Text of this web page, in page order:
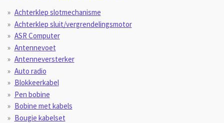
Achterklep slotmechanisme
Achterklep sluit/vergrendelingsmotor
ASR Computer
Antennevoet
Antenneversterker
Auto radio
Blokkeerkabel
Pen bobine
Bobine met kabels
Bougie kabelset